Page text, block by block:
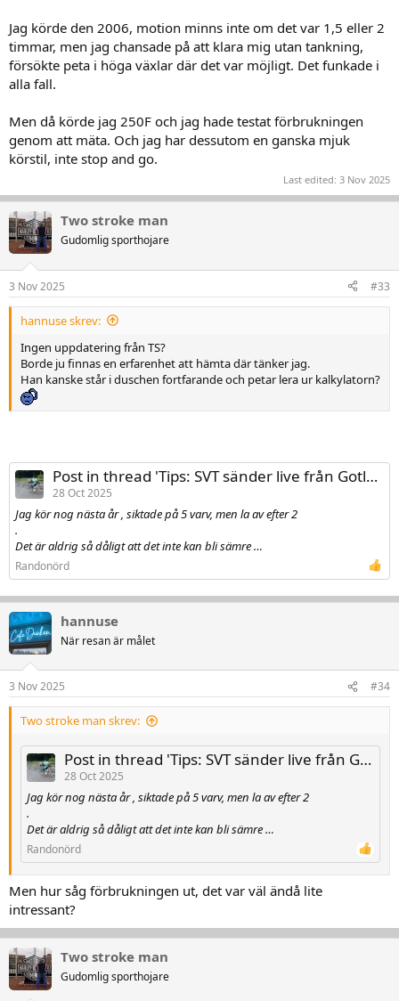
Jag körde den 2006, motion minns inte om det var 1,5 eller 2
timmar, men jag chansade på att klara mig utan tankning,
försökte peta i höga växlar där det var möjligt. Det funkade i
alla fall.
Men då körde jag 250F och jag hade testat förbrukningen
genom att mäta. Och jag har dessutom en ganska mjuk
körstil, inte stop and go.
Last edited: 3 Nov 2025
Two stroke man
Gudomlig sporthojare
3 Nov 2025 #33
hannuse skrev:
Ingen uppdatering från TS?
Borde ju finnas en erfarenhet att hämta där tänker jag.
Han kanske står i duschen fortfarande och petar lera ur kalkylatorn?
Post in thread 'Tips: SVT sänder live från Gotland Grand National i morgon lördag den 25 oktober mellan kl 12:25-16:15'
28 Oct 2025
Jag kör nog nästa år , siktade på 5 varv, men la av efter 2
.
Det är aldrig så dåligt att det inte kan bli sämre …
Randonörd
hannuse
När resan är målet
3 Nov 2025 #34
Two stroke man skrev:
Post in thread 'Tips: SVT sänder live från Gotland Grand National i morgon lördag den 25 oktober mellan kl 12:25-16:15'
28 Oct 2025
Jag kör nog nästa år , siktade på 5 varv, men la av efter 2
.
Det är aldrig så dåligt att det inte kan bli sämre …
Randonörd
Men hur såg förbrukningen ut, det var väl ändå lite
intressant?
Two stroke man
Gudomlig sporthojare